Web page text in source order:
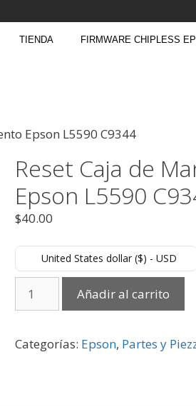
TIENDA FIRMWARE CHIPLESS
Epson L5590 C9344
Reset Caja de
Epson L5590
$40.00
United States dollar ($) - USD
Añadir al carrito
Categorías: Epson, Partes y